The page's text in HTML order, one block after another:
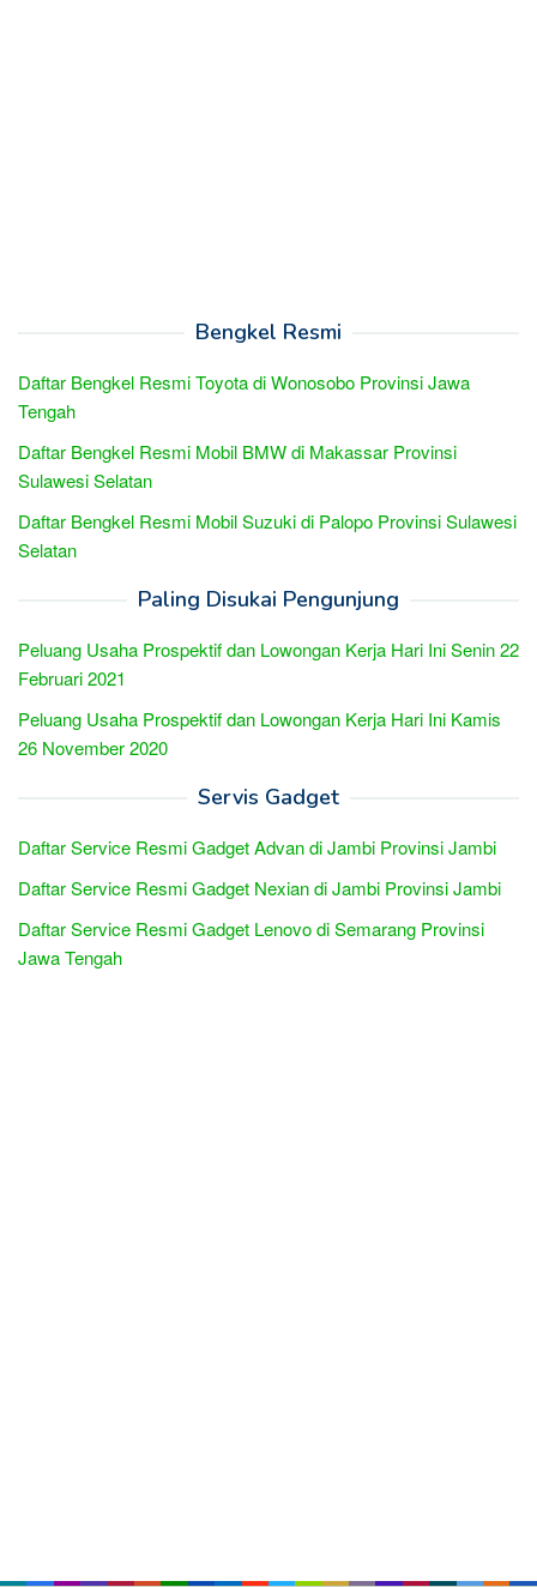
Bengkel Resmi
Daftar Bengkel Resmi Toyota di Wonosobo Provinsi Jawa
Tengah
Daftar Bengkel Resmi Mobil BMW di Makassar Provinsi
Sulawesi Selatan
Daftar Bengkel Resmi Mobil Suzuki di Palopo Provinsi Sulawesi
Selatan
Paling Disukai Pengunjung
Peluang Usaha Prospektif dan Lowongan Kerja Hari Ini Senin 22
Februari 2021
Peluang Usaha Prospektif dan Lowongan Kerja Hari Ini Kamis
26 November 2020
Servis Gadget
Daftar Service Resmi Gadget Advan di Jambi Provinsi Jambi
Daftar Service Resmi Gadget Nexian di Jambi Provinsi Jambi
Daftar Service Resmi Gadget Lenovo di Semarang Provinsi
Jawa Tengah